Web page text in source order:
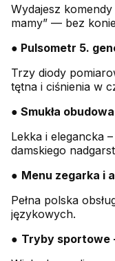
Wydajesz
mamy” — bez
● Pulsometr 5.
Trzy diody
tętna i ciśnienia w
● Smukła obudowa
Lekka i elegancka
damskiego
● Menu zegarka i
Pełna polska
językowych.
● Tryby sportowe